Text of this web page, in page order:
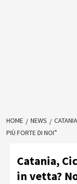
HOME NEWS
PIÙ FORTE DI NOI”
Catania,
in vetta?